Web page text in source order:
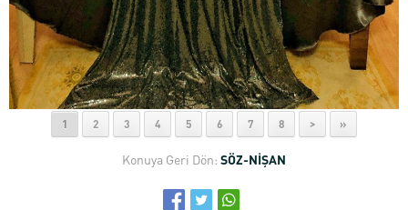
1 2 3 4 5 6 7 8 > »
Konuya Geri Dön: SÖZ-NİŞAN